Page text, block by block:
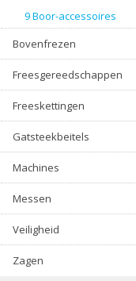
9 Boor-accessoires
Bovenfrezen
Freesgereedschappen
Freeskettingen
Gatsteekbeitels
Machines
Messen
Veiligheid
Zagen